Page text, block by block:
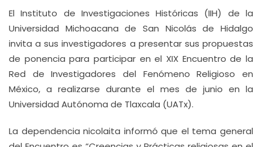
El Instituto de Investigaciones Históricas (IIH) de la
Universidad Michoacana de San Nicolás de Hidalgo
invita a sus investigadores a presentar sus propuestas
de ponencia para participar en el XIX Encuentro de la
Red de Investigadores del Fenómeno Religioso en
México, a realizarse durante el mes de junio en la
Universidad Autónoma de Tlaxcala (UATx).
La dependencia nicolaita informó que el tema general